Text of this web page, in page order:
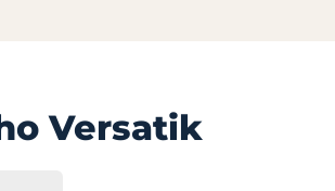
Versatik